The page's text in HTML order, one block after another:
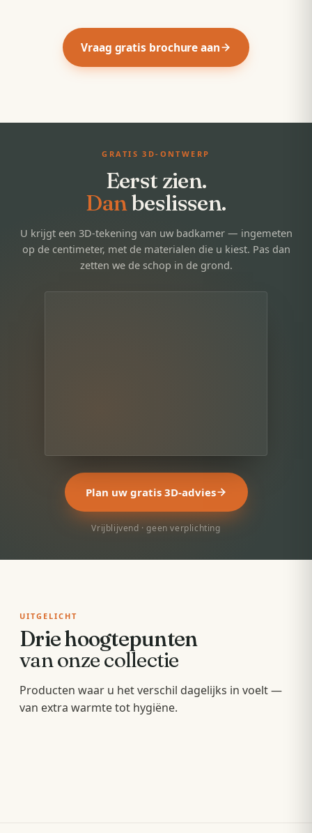
Vraag gratis brochure aan
GRATIS 3D-ONTWERP
Eerst zien.
Danbeslissen.
U krijgt een 3D-tekening van uw badkamer — ingemeten
op de centimeter, met de materialen die u kiest. Pas dan
zetten we de schop in de grond.
Plan uw gratis 3D-advies
Vrijblijvend · geen verplichting
UITGELICHT
Drie hoogtepunten
van onze collectie
Producten waar u het verschil dagelijks in voelt —
van extra warmte tot hygiëne.
Badkamermeubels
Hang- en staande meubels met soft-close — op
Sunshowers
Spoeltoiletten